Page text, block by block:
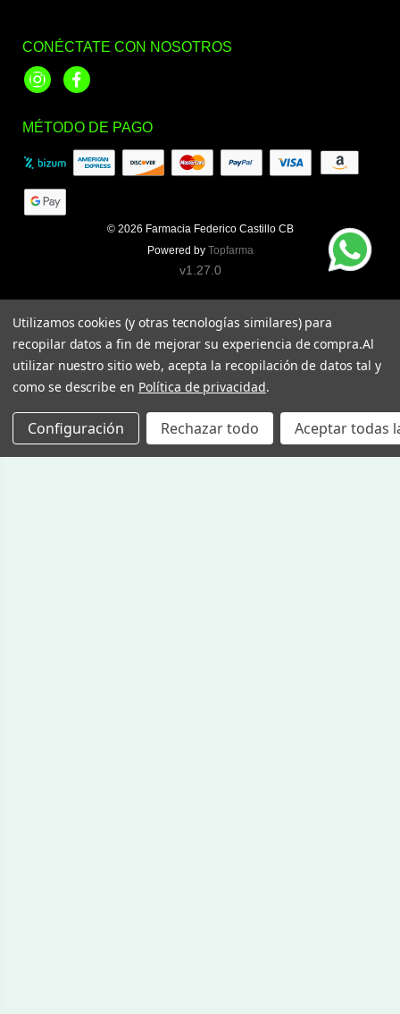
CONÉCTATE CON NOSOTROS
InstagramFacebook
MÉTODO DE PAGO
© 2026 Farmacia Federico Castillo CB
Powered by Topfarma
v1.27.0
Utilizamos cookies (y otras tecnologías similares) para
recopilar datos a fin de mejorar su experiencia de compra.Al
utilizar nuestro sitio web, acepta la recopilación de datos tal y
como se describe en Política de privacidad.
Configuración Rechazar todo Aceptar todas